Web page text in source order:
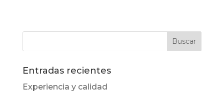
Entradas recientes
Experiencia y calidad